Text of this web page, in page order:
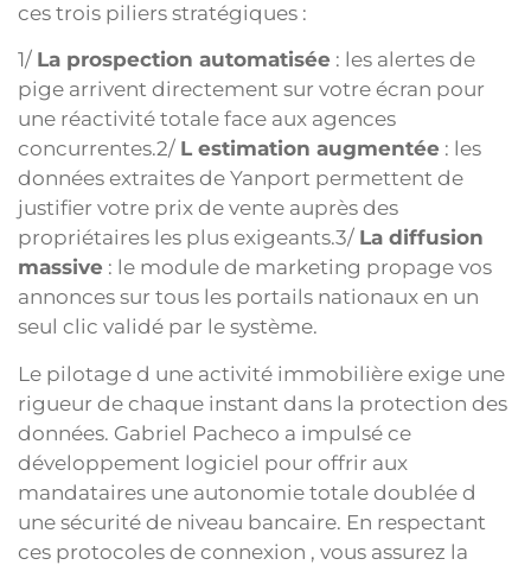
ces trois piliers stratégiques :
1/ La prospection automatisée : les alertes de
pige arrivent directement sur votre écran pour
une réactivité totale face aux agences
concurrentes.2/ L estimation augmentée : les
données extraites de Yanport permettent de
justifier votre prix de vente auprès des
propriétaires les plus exigeants.3/ La diffusion
massive : le module de marketing propage vos
annonces sur tous les portails nationaux en un
seul clic validé par le système.
Le pilotage d une activité immobilière exige une
rigueur de chaque instant dans la protection des
données. Gabriel Pacheco a impulsé ce
développement logiciel pour offrir aux
mandataires une autonomie totale doublée d
une sécurité de niveau bancaire. En respectant
ces protocoles de connexion , vous assurez la